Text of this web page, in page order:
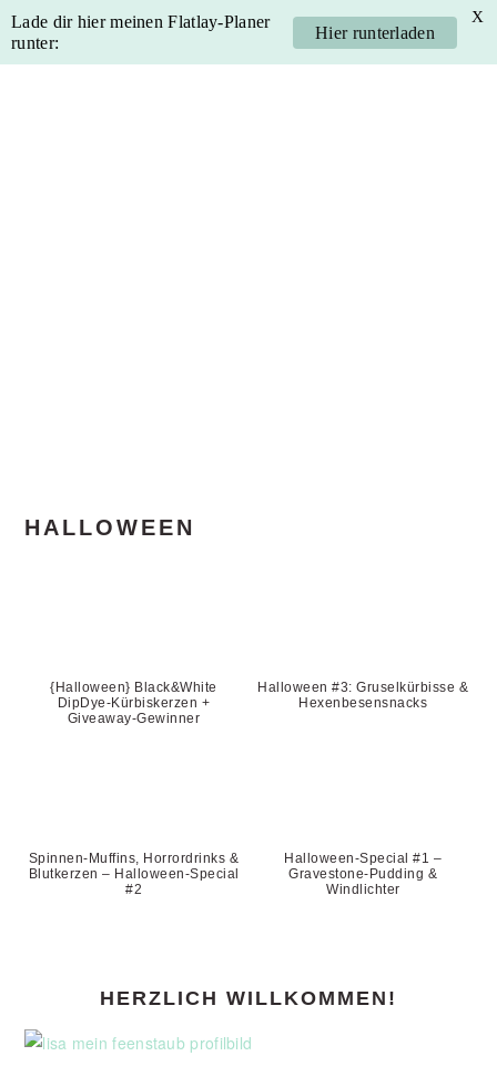
Skip
Skip
Skip
Skip
HALLOWEEN
{Halloween} Black&White
DipDye-Kürbiskerzen +
Giveaway-Gewinner
Halloween #3: Gruselkürbisse &
Hexenbesensnacks
Spinnen-Muffins, Horrordrinks &
Blutkerzen – Halloween-Special
#2
Halloween-Special #1 –
Gravestone-Pudding &
Windlichter
HERZLICH WILLKOMMEN!
Lade dir hier meinen Flatlay-Planer
runter:
Hier runterladen
X